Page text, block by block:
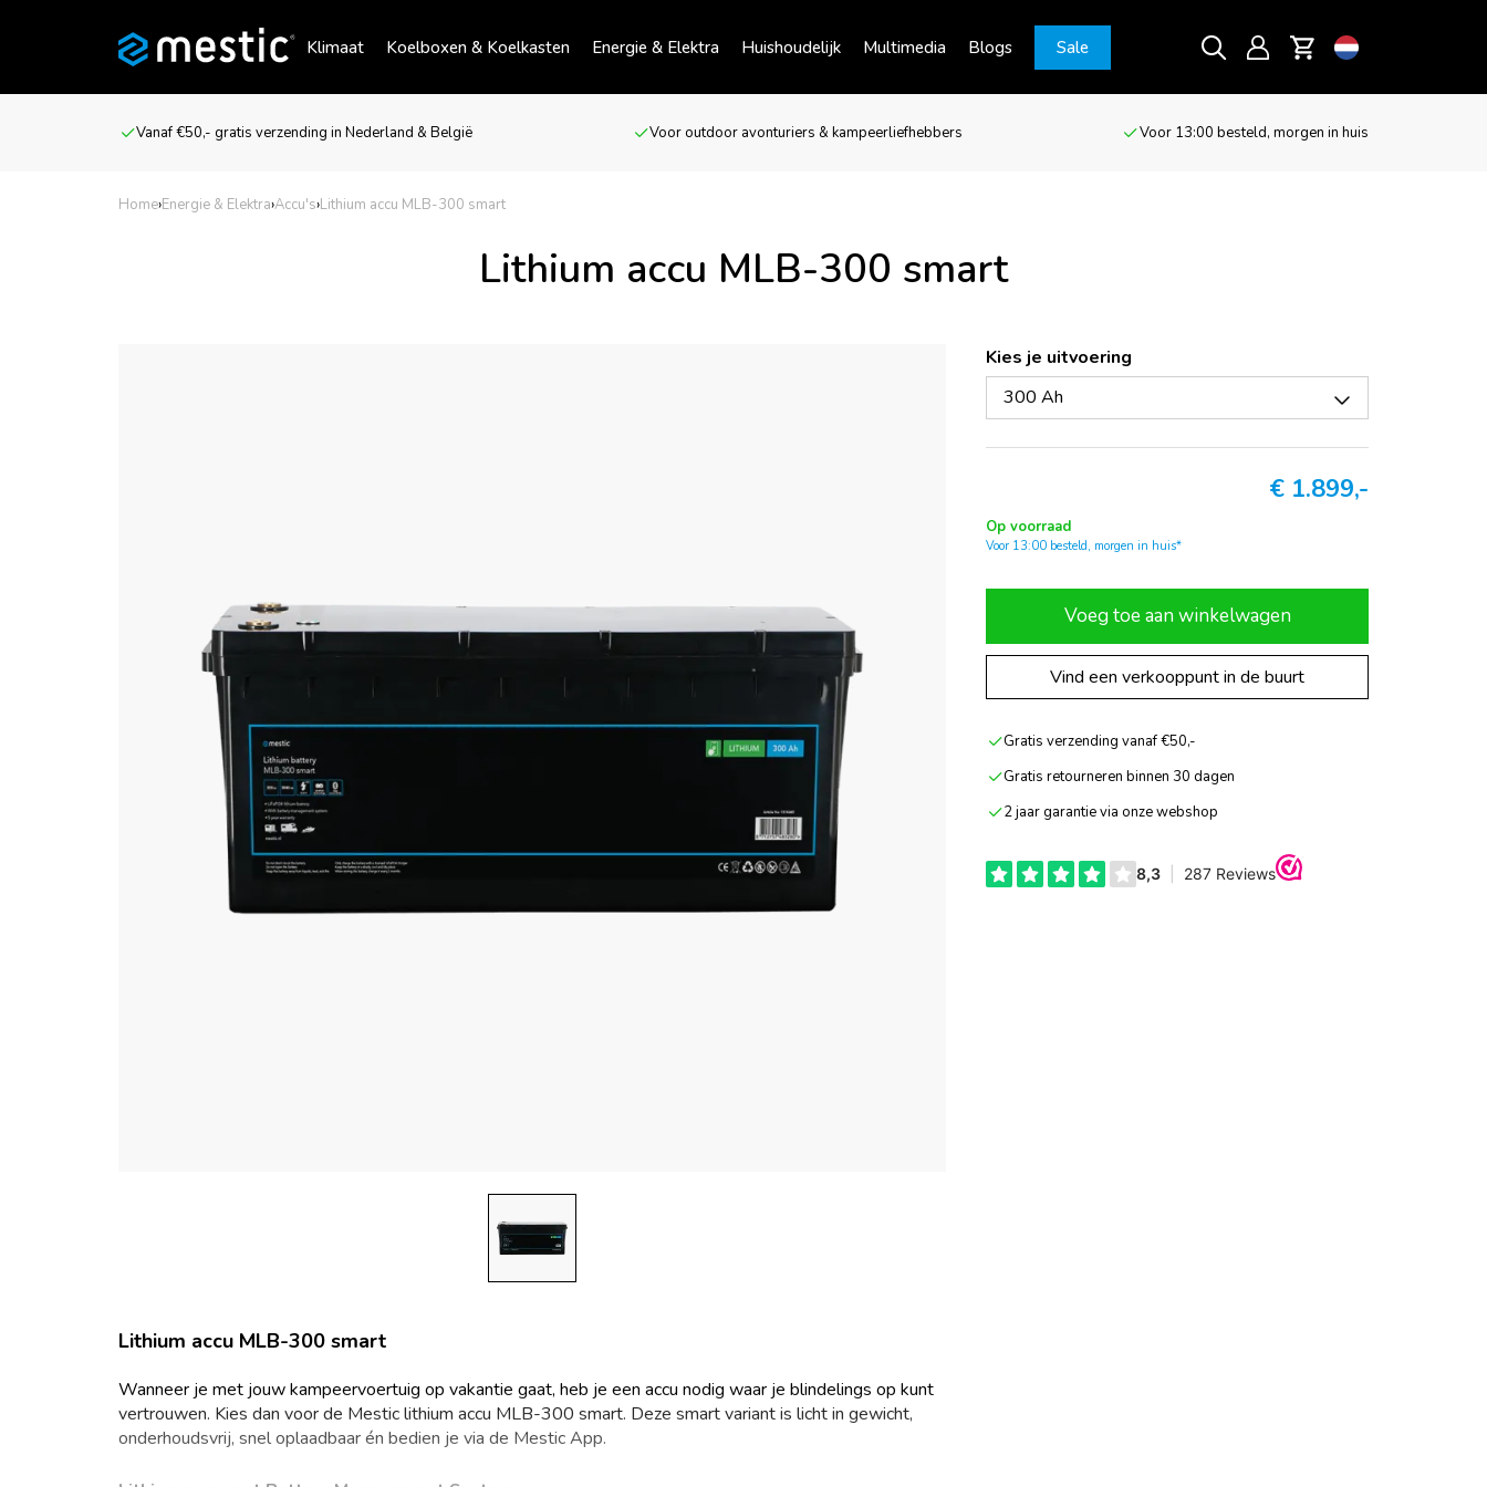
Klimaat Koelboxen & Koelkasten Energie & Elektra Huishoudelijk Multimedia Blogs Sale
Vanaf €50,- gratis verzending in Nederland & België Voor outdoor avonturiers & kampeerliefhebbers Voor 13:00 besteld, morgen in huis
Home›Energie & Elektra›Accu's›Lithium accu MLB-300 smart
Lithium accu MLB-300 smart
Lithium accu MLB-300 smart
Wanneer je met jouw kampeervoertuig op vakantie gaat, heb je een accu nodig waar je blindelings op kunt
vertrouwen. Kies dan voor de Mestic lithium accu MLB-300 smart. Deze smart variant is licht in gewicht,
onderhoudsvrij, snel oplaadbaar én bedien je via de Mestic App.
Kies je uitvoering
300 Ah
€ 1.899,-
Op voorraad
Voor 13:00 besteld, morgen in huis*
Voeg toe aan winkelwagen
Vind een verkooppunt in de buurt
Gratis verzending vanaf €50,-
Gratis retourneren binnen 30 dagen
2 jaar garantie via onze webshop